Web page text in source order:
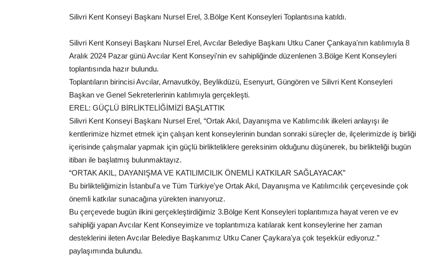
Silivri Kent Konseyi Başkanı Nursel Erel, 3.Bölge Kent Konseyleri Toplantısına katıldı.
Silivri Kent Konseyi Başkanı Nursel Erel, Avcılar Belediye Başkanı Utku Caner Çankaya'nın katılımıyla 8
Aralık 2024 Pazar günü Avcılar Kent Konseyi'nin ev sahipliğinde düzenlenen 3.Bölge Kent Konseyleri
toplantısında hazır bulundu.
Toplantıların birincisi Avcılar, Arnavutköy, Beylikdüzü, Esenyurt, Güngören ve Silivri Kent Konseyleri
Başkan ve Genel Sekreterlerinin katılımıyla gerçekleşti.
EREL: GÜÇLÜ BİRLİKTELİĞİMİZİ BAŞLATTIK
Silivri Kent Konseyi Başkanı Nursel Erel, “Ortak Akıl, Dayanışma ve Katılımcılık ilkeleri anlayışı ile
kentlerimize hizmet etmek için çalışan kent konseylerinin bundan sonraki süreçler de, ilçelerimizde iş birliği
içerisinde çalışmalar yapmak için güçlü birlikteliklere gereksinim olduğunu düşünerek, bu birlikteliği bugün
itibarı ile başlatmış bulunmaktayız.
“ORTAK AKIL, DAYANIŞMA VE KATILIMCILIK ÖNEMLİ KATKILAR SAĞLAYACAK”
Bu birlikteliğimizin İstanbul'a ve Tüm Türkiye'ye Ortak Akıl, Dayanışma ve Katılımcılık çerçevesinde çok
önemli katkılar sunacağına yürekten inanıyoruz.
Bu çerçevede bugün ilkini gerçekleştirdiğimiz 3.Bölge Kent Konseyleri toplantımıza hayat veren ve ev
sahipliği yapan Avcılar Kent Konseyimize ve toplantımıza katılarak kent konseylerine her zaman
desteklerini ileten Avcılar Belediye Başkanımız Utku Caner Çaykara'ya çok teşekkür ediyoruz.”
paylaşımında bulundu.